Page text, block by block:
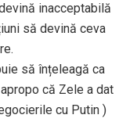
inacceptabilă
să devină ceva
să înțeleagă ca
că Zele a dat
cu Putin )